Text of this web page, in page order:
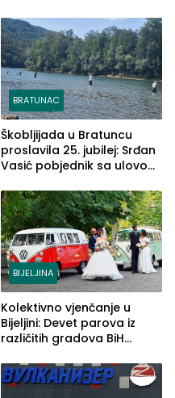
BRATUNAC
Škobljijada u Bratuncu
proslavila 25. jubilej: Srđan
Vasić pobjednik sa ulovom
BIJELJINA
Kolektivno vjenčanje u
Bijeljini: Devet parova iz
različitih gradova BiH